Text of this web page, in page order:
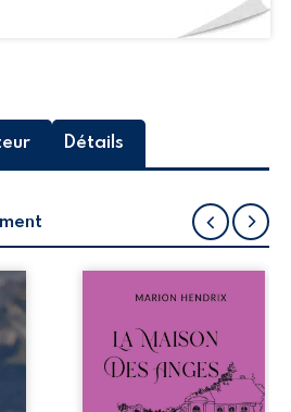
Détails
Nous sommes en
après le décès du
patriarche
Anatole-Eustache.
La famille devra
affronter non